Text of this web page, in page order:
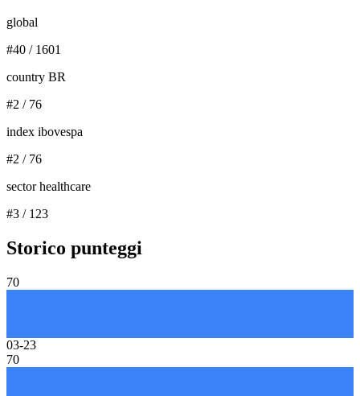
global
#40 / 1601
country BR
#2 / 76
index ibovespa
#2 / 76
sector healthcare
#3 / 123
Storico punteggi
70
03-23
70